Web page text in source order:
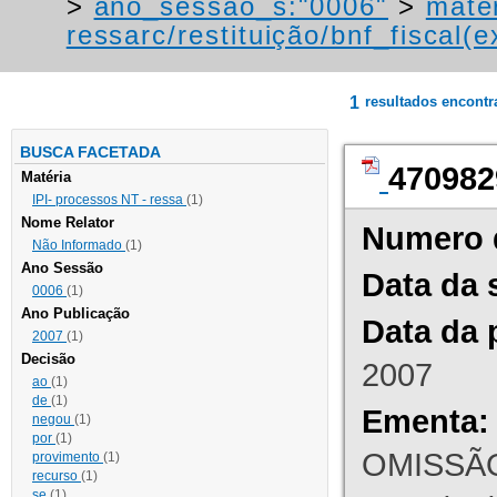
> ano_sessao_s:"0006" >
ressarc/restituição/
BUSCA FACETADA
Matéria
IPI- processos NT - ressa (1)
Nome Relator
Não Informado (1)
Ano Sessão
0006 (1)
Ano Publicação
2007 (1)
Decisão
ao (1)
de (1)
negou (1)
por (1)
provimento (1)
recurso (1)
1 resultados
Numero
Data da
Data da
2007
Ementa: